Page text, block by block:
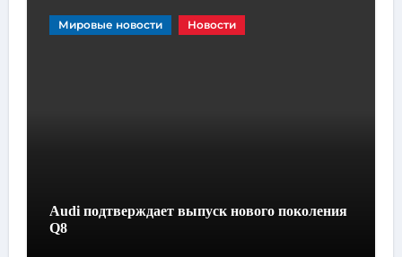
Мировые новости Новости
Audi подтверждает выпуск нового поколения
Q8